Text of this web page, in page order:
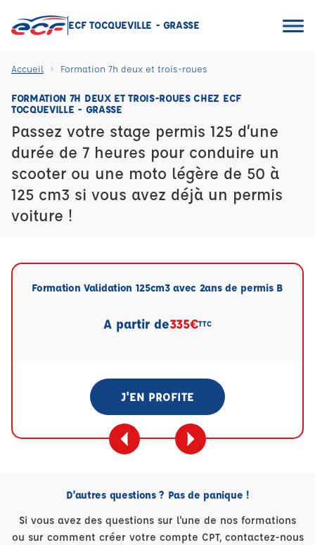
ECF TOCQUEVILLE - GRASSE
Accueil Formation 7h deux et trois-roues
FORMATION 7H DEUX ET TROIS-ROUES CHEZ ECF
TOCQUEVILLE - GRASSE
Passez votre stage permis 125 d’une
durée de 7 heures pour conduire un
scooter ou une moto légère de 50 à
125 cm3 si vous avez déjà un permis
voiture !
Formation Validation 125cm3 avec 2ans de permis B
A partir de335€TTC
J'EN PROFITE
D'autres questions ? Pas de panique !
Si vous avez des questions sur l'une de nos formations
ou sur comment créer votre compte CPT, contactez-nous